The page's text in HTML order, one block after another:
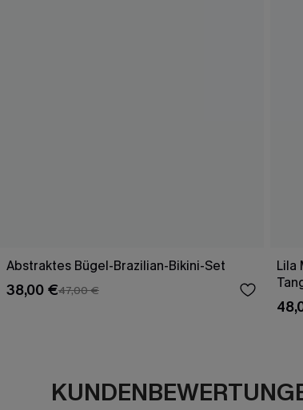
Abstraktes Bügel-Brazilian-Bikini-Set
38,00 €47,00 €
Lila